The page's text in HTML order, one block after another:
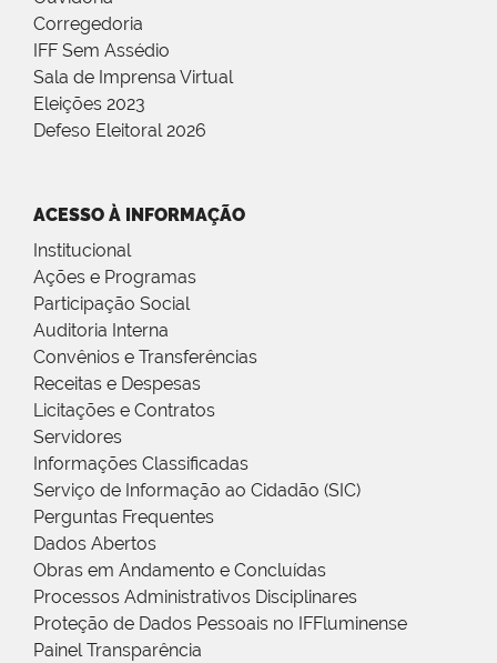
Corregedoria
IFF Sem Assédio
Sala de Imprensa Virtual
Eleições 2023
Defeso Eleitoral 2026
ACESSO À INFORMAÇÃO
Institucional
Ações e Programas
Participação Social
Auditoria Interna
Convênios e Transferências
Receitas e Despesas
Licitações e Contratos
Servidores
Informações Classificadas
Serviço de Informação ao Cidadão (SIC)
Perguntas Frequentes
Dados Abertos
Obras em Andamento e Concluídas
Processos Administrativos Disciplinares
Proteção de Dados Pessoais no IFFluminense
Painel Transparência